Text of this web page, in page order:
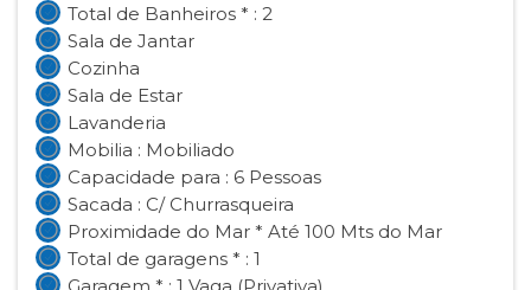
Total de Banheiros * : 2
Sala de Jantar
Cozinha
Sala de Estar
Lavanderia
Mobilia : Mobiliado
Capacidade para : 6 Pessoas
Sacada : C/ Churrasqueira
Proximidade do Mar * Até 100 Mts do Mar
Total de garagens * : 1